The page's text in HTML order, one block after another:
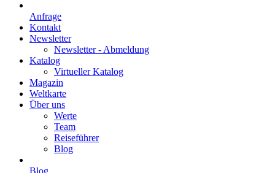
Anfrage
Kontakt
Newsletter
Newsletter - Abmeldung
Katalog
Virtueller Katalog
Magazin
Weltkarte
Über uns
Werte
Team
Reiseführer
Blog
Blog